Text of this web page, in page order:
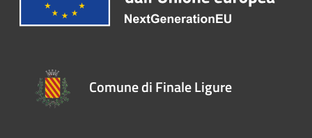
Comune di Finale Ligure